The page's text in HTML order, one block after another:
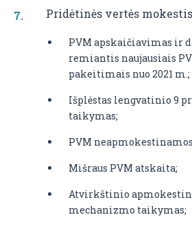
Pridėtinės vertės
PVM apskaičiavimas ir
remiantis naujausiais
pakeitimais nuo 2021 m.;
Išplėstas lengvatinio 9
taikymas;
PVM
Mišraus PVM atskaita;
Atvirkštinio
mechanizmo taikymas;